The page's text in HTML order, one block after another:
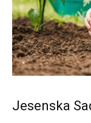
Jesenska